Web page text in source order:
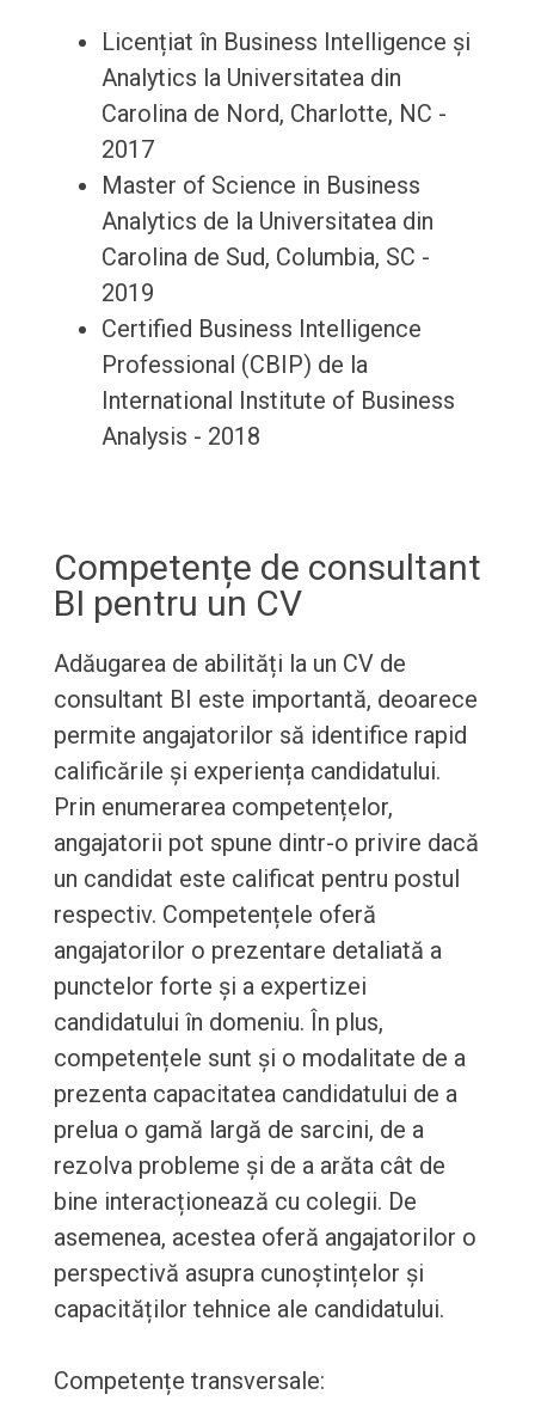
Licențiat în Business Intelligence și
Analytics la Universitatea din
Carolina de Nord, Charlotte, NC -
2017
Master of Science in Business
Analytics de la Universitatea din
Carolina de Sud, Columbia, SC -
2019
Certified Business Intelligence
Professional (CBIP) de la
International Institute of Business
Analysis - 2018
Competențe de consultant
BI pentru un CV
Adăugarea de abilități la un CV de
consultant BI este importantă, deoarece
permite angajatorilor să identifice rapid
calificările și experiența candidatului.
Prin enumerarea competențelor,
angajatorii pot spune dintr-o privire dacă
un candidat este calificat pentru postul
respectiv. Competențele oferă
angajatorilor o prezentare detaliată a
punctelor forte și a expertizei
candidatului în domeniu. În plus,
competențele sunt și o modalitate de a
prezenta capacitatea candidatului de a
prelua o gamă largă de sarcini, de a
rezolva probleme și de a arăta cât de
bine interacționează cu colegii. De
asemenea, acestea oferă angajatorilor o
perspectivă asupra cunoștințelor și
capacităților tehnice ale candidatului.
Competențe transversale: